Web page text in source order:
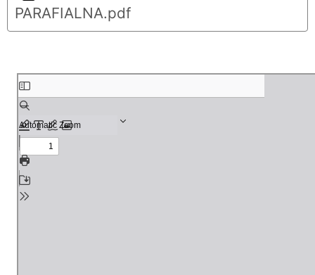
PARAFIALNA.pdf